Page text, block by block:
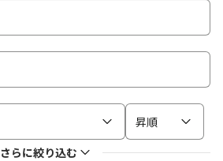
昇順
さらに絞り込む